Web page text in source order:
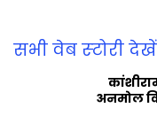
अनमोल
सभी वेब स्‍टोरी देखें